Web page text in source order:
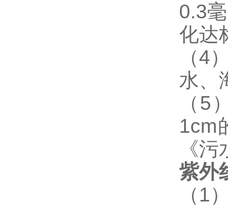
0.3
化达
（4
水、
（ 5
1cm
《
紫外
（ 1